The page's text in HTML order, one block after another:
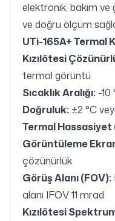
elektronik, bakım ve
ve doğru ölçüm
UTi-165A+ Termal
Kızılötesi
termal görüntü
Sıcaklık Aralığı: -10
Doğruluk: ±2 °C
Termal Hassasiyet
Görüntüleme
çözünürlük
Görüş Alanı (FOV):
alanı IFOV 11 mrad
Kızılötesi